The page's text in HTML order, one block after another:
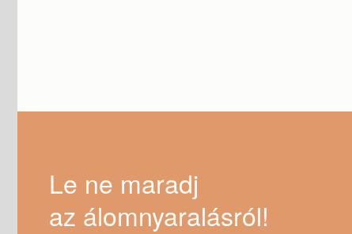
Le ne maradj
az álomnyaralásról!